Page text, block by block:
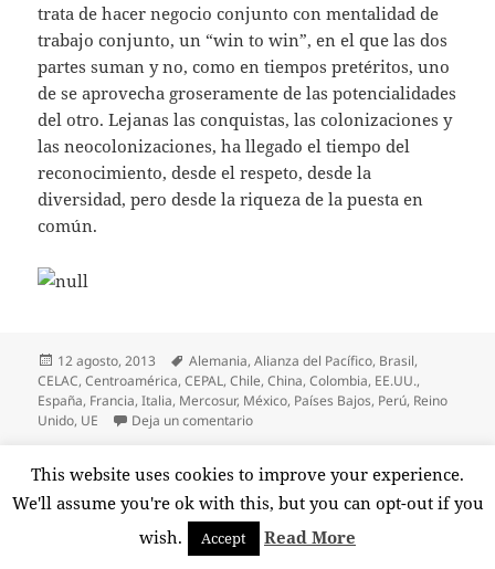
trata de hacer negocio conjunto con mentalidad de
trabajo conjunto, un “win to win”, en el que las dos
partes suman y no, como en tiempos pretéritos, uno
de se aprovecha groseramente de las potencialidades
del otro. Lejanas las conquistas, las colonizaciones y
las neocolonizaciones, ha llegado el tiempo del
reconocimiento, desde el respeto, desde la
diversidad, pero desde la riqueza de la puesta en
común.
Publicado
el
12 agosto, 2013 Etiquetas
Alemania,Alianza del Pacífico, Brasil,
CELAC,Centroamérica,CEPAL,Chile,China,Colombia, EE.UU.,
España, Francia,Italia, Mercosur, México, Países Bajos, Perú, Reino
Unido, UE Deja un comentarioen Acuerdos comerciales con
Del inviable camino del
chavismo sin Chávez
This website uses cookies to improve your experience.
We'll assume you're ok with this, but you can opt-out if you
wish.
Accept Read More